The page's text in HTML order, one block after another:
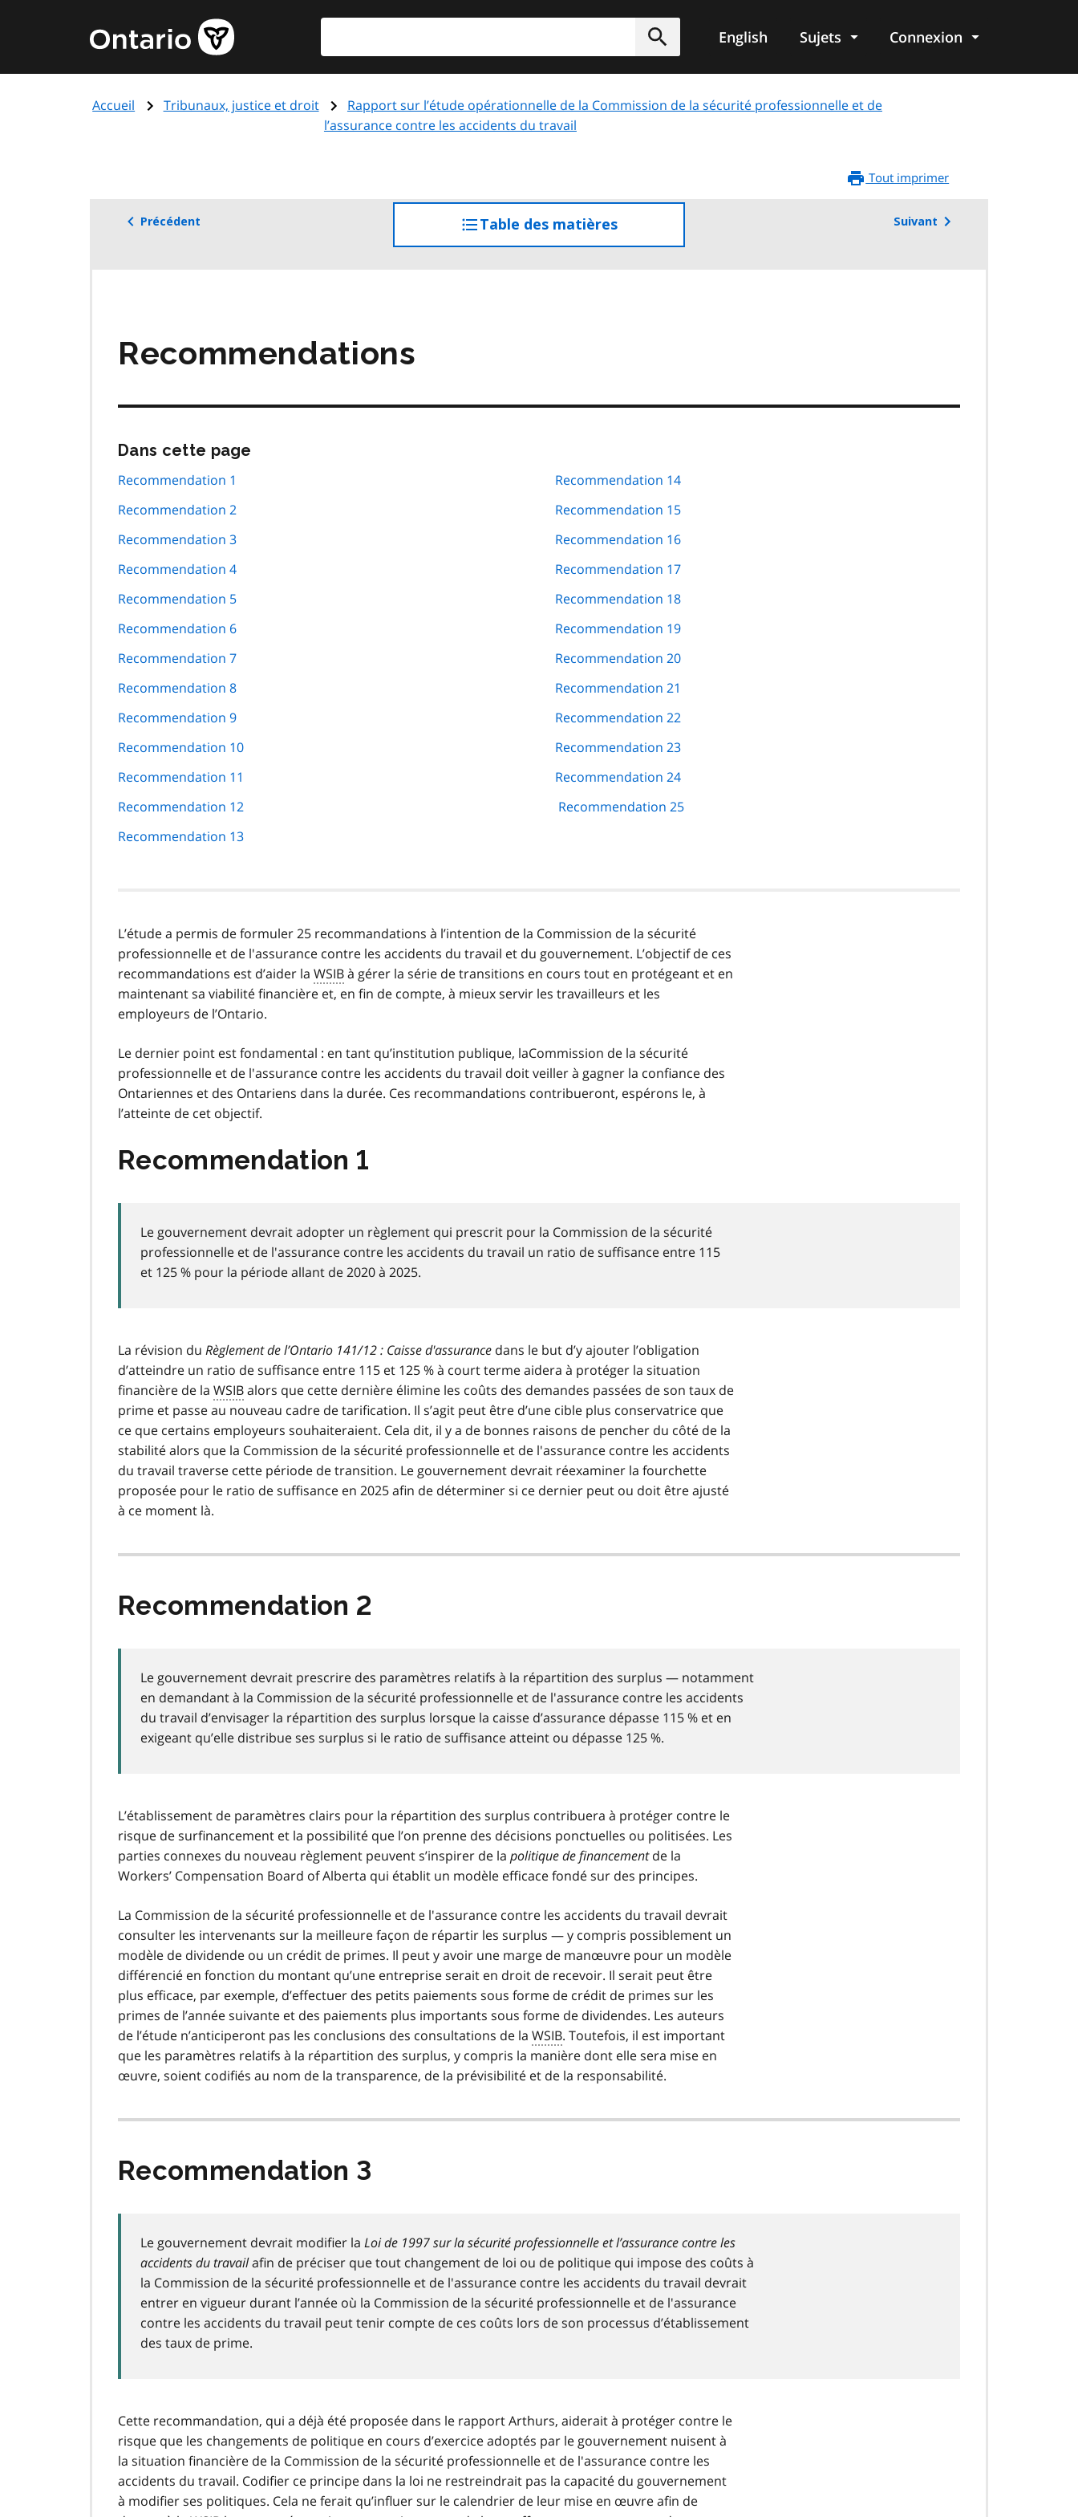
principal
Page
d'accueil
de
Soumettre
English Sujets Connexion
Accueil Tribunaux, justice et droit
Rapport sur l’étude opérationnelle de la Commission de la sécurité professionnelle et de
l’assurance contre les accidents du travail
Tout imprimer
Précédent Table des matièresaccéder
à
Suivant
Recommendations
Dans cette page
Recommendation 1
Recommendation 2
Recommendation 3
Recommendation 4
Recommendation 5
Recommendation 6
Recommendation 7
Recommendation 8
Recommendation 9
Recommendation 10
Recommendation 11
Recommendation 12
Recommendation 13
Recommendation 14
Recommendation 15
Recommendation 16
Recommendation 17
Recommendation 18
Recommendation 19
Recommendation 20
Recommendation 21
Recommendation 22
Recommendation 23
Recommendation 24
Recommendation 25
L’étude a permis de formuler 25 recommandations à l’intention de la Commission de la sécurité
professionnelle et de l'assurance contre les accidents du travail et du gouvernement. L’objectif de ces
recommandations est d’aider la WSIBà gérer la série de transitions en cours tout en protégeant et en
maintenant sa viabilité financière et, en fin de compte, à mieux servir les travailleurs et les
employeurs de l’Ontario.
Le dernier point est fondamental : en tant qu’institution publique, laCommission de la sécurité
professionnelle et de l'assurance contre les accidents du travail doit veiller à gagner la confiance des
Ontariennes et des Ontariens dans la durée. Ces recommandations contribueront, espérons le, à
l’atteinte de cet objectif.
Recommendation 1
Le gouvernement devrait adopter un règlement qui prescrit pour la Commission de la sécurité
professionnelle et de l'assurance contre les accidents du travail un ratio de suffisance entre 115
et 125 % pour la période allant de 2020 à 2025.
La révision du Règlement de l’Ontario 141/12 : Caisse d'assurance dans le but d’y ajouter l’obligation
d’atteindre un ratio de suffisance entre 115 et 125 % à court terme aidera à protéger la situation
financière de la WSIBalors que cette dernière élimine les coûts des demandes passées de son taux de
prime et passe au nouveau cadre de tarification. Il s’agit peut être d’une cible plus conservatrice que
ce que certains employeurs souhaiteraient. Cela dit, il y a de bonnes raisons de pencher du côté de la
stabilité alors que la Commission de la sécurité professionnelle et de l'assurance contre les accidents
du travail traverse cette période de transition. Le gouvernement devrait réexaminer la fourchette
proposée pour le ratio de suffisance en 2025 afin de déterminer si ce dernier peut ou doit être ajusté
à ce moment là.
Recommendation 2
Le gouvernement devrait prescrire des paramètres relatifs à la répartition des surplus — notamment
en demandant à la Commission de la sécurité professionnelle et de l'assurance contre les accidents
du travail d’envisager la répartition des surplus lorsque la caisse d’assurance dépasse 115 % et en
exigeant qu’elle distribue ses surplus si le ratio de suffisance atteint ou dépasse 125 %.
L’établissement de paramètres clairs pour la répartition des surplus contribuera à protéger contre le
risque de surfinancement et la possibilité que l’on prenne des décisions ponctuelles ou politisées. Les
parties connexes du nouveau règlement peuvent s’inspirer de la politique de financementde la
Workers’ Compensation Board of Alberta qui établit un modèle efficace fondé sur des principes.
La Commission de la sécurité professionnelle et de l'assurance contre les accidents du travail devrait
consulter les intervenants sur la meilleure façon de répartir les surplus — y compris possiblement un
modèle de dividende ou un crédit de primes. Il peut y avoir une marge de manœuvre pour un modèle
différencié en fonction du montant qu’une entreprise serait en droit de recevoir. Il serait peut être
plus efficace, par exemple, d’effectuer des petits paiements sous forme de crédit de primes sur les
primes de l’année suivante et des paiements plus importants sous forme de dividendes. Les auteurs
de l’étude n’anticiperont pas les conclusions des consultations de la WSIB. Toutefois, il est important
que les paramètres relatifs à la répartition des surplus, y compris la manière dont elle sera mise en
œuvre, soient codifiés au nom de la transparence, de la prévisibilité et de la responsabilité.
Recommendation 3
Le gouvernement devrait modifier la Loi de 1997 sur la sécurité professionnelle et l’assurance contre les
accidents du travailafin de préciser que tout changement de loi ou de politique qui impose des coûts à
la Commission de la sécurité professionnelle et de l'assurance contre les accidents du travail devrait
entrer en vigueur durant l’année où la Commission de la sécurité professionnelle et de l'assurance
contre les accidents du travail peut tenir compte de ces coûts lors de son processus d’établissement
des taux de prime.
Cette recommandation, qui a déjà été proposée dans le rapport Arthurs, aiderait à protéger contre le
risque que les changements de politique en cours d’exercice adoptés par le gouvernement nuisent à
la situation financière de la Commission de la sécurité professionnelle et de l'assurance contre les
accidents du travail. Codifier ce principe dans la loi ne restreindrait pas la capacité du gouvernement
à modifier ses politiques. Cela ne ferait qu’influer sur le calendrier de leur mise en œuvre afin de